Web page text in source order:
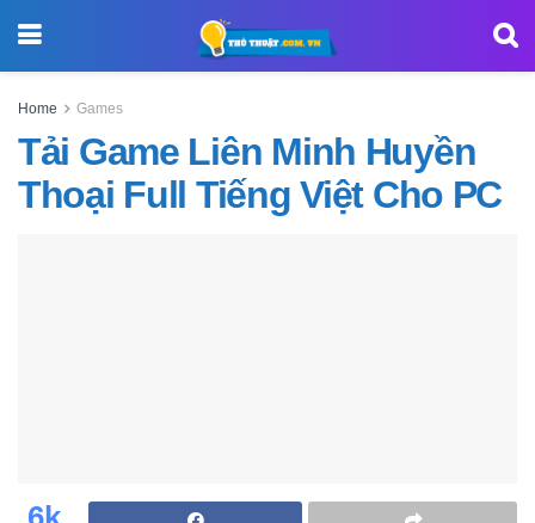
Home Games
Tải Game Liên Minh Huyền
Thoại Full Tiếng Việt Cho PC